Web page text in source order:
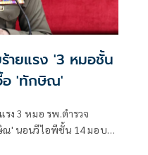
ายแรง '3 หมอชั้น
อ 'ทักษิณ'
ง 3 หมอ รพ.ตำรวจ
' นอนวีไอพีชั้น 14 มอบ